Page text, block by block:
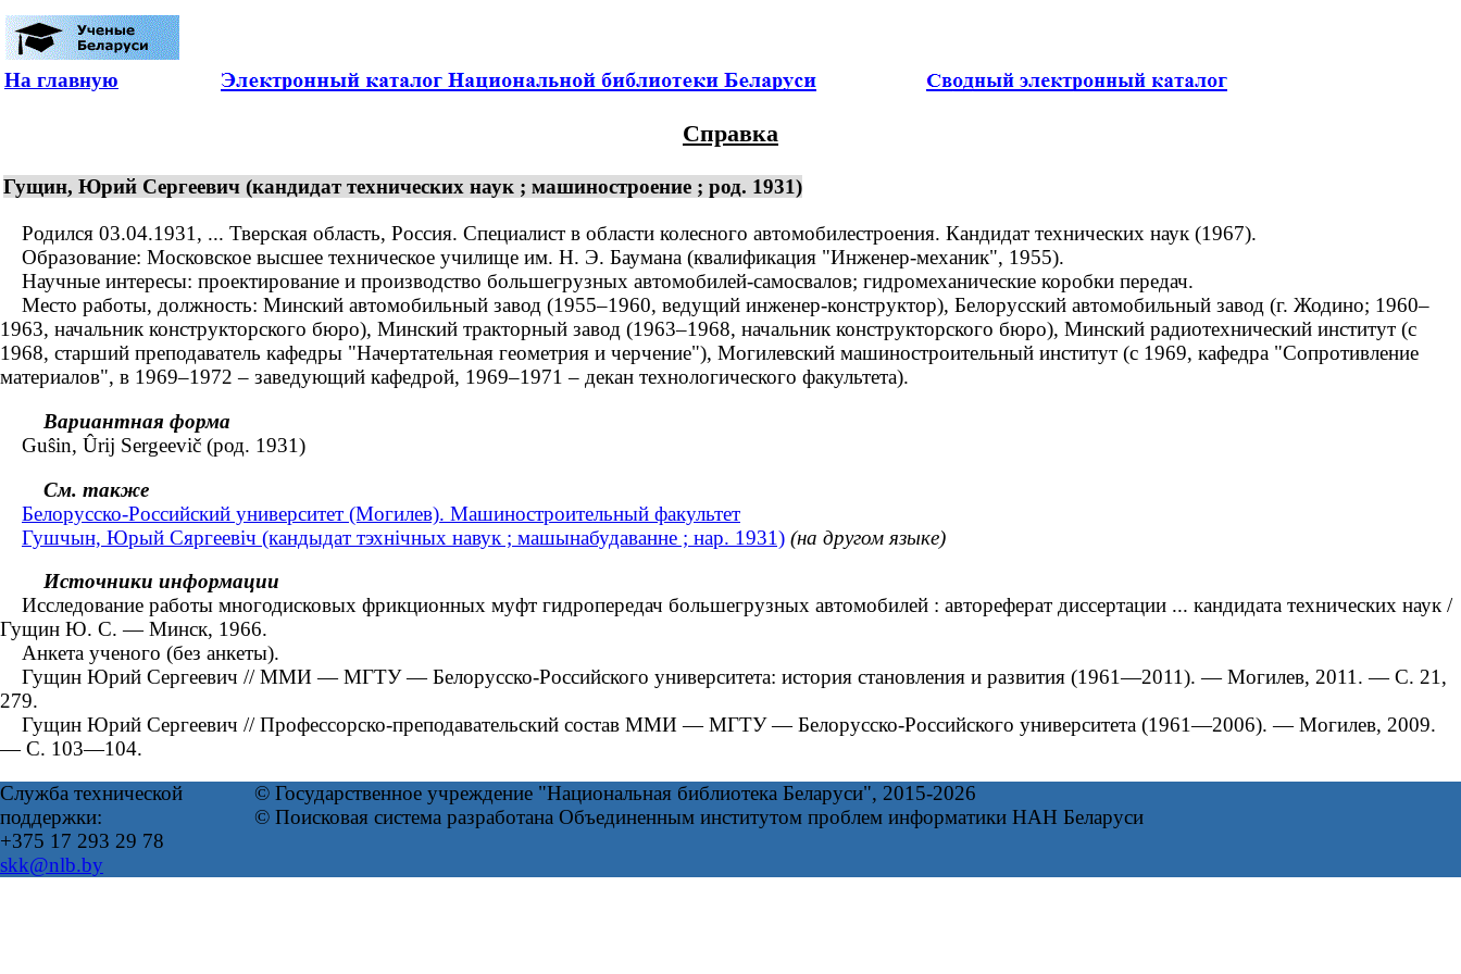
На главную
Справка
Гущин, Юрий Сергеевич (кандидат технических наук ; машиностроение ; род. 1931)
Родился 03.04.1931, ... Тверская область, Россия. Специалист в области колесного автомобилестроения. Кандидат технических наук (1967).
Образование: Московское высшее техническое училище им. Н. Э. Баумана (квалификация "Инженер-механик", 1955).
Научные интересы: проектирование и производство большегрузных автомобилей-самосвалов; гидромеханические коробки передач.
Место работы, должность: Минский автомобильный завод (1955–1960, ведущий инженер-конструктор), Белорусский автомобильный завод (г. Жодино; 1960–
1963, начальник конструкторского бюро), Минский тракторный завод (1963–1968, начальник конструкторского бюро), Минский радиотехнический институт (с
1968, старший преподаватель кафедры "Начертательная геометрия и черчение"), Могилевский машиностроительный институт (с 1969, кафедра "Сопротивление
материалов", в 1969–1972 – заведующий кафедрой, 1969–1971 – декан технологического факультета).
Вариантная форма
Guŝin, Ûrij Sergeevič (род. 1931)
См. также
Белорусско-Российский университет (Могилев). Машиностроительный факультет
Гушчын, Юрый Сяргеевіч (кандыдат тэхнічных навук ; машынабудаванне ; нар. 1931) (на другом языке)
Источники информации
Исследование работы многодисковых фрикционных муфт гидропередач большегрузных автомобилей : автореферат диссертации ... кандидата технических наук /
Гущин Ю. С. ― Минск, 1966.
Анкета ученого (без анкеты).
Гущин Юрий Сергеевич // ММИ — МГТУ — Белорусско-Российского университета: история становления и развития (1961—2011). — Могилев, 2011. — С. 21,
279.
Гущин Юрий Сергеевич // Профессорско-преподавательский состав ММИ — МГТУ — Белорусско-Российского университета (1961—2006). — Могилев, 2009.
— С. 103—104.
Служба технической
поддержки:
+375 17 293 29 78
skk@nlb.by
© Государственное учреждение "Национальная библиотека Беларуси", 2015-2026
© Поисковая система разработана Объединенным институтом проблем информатики НАН Беларуси